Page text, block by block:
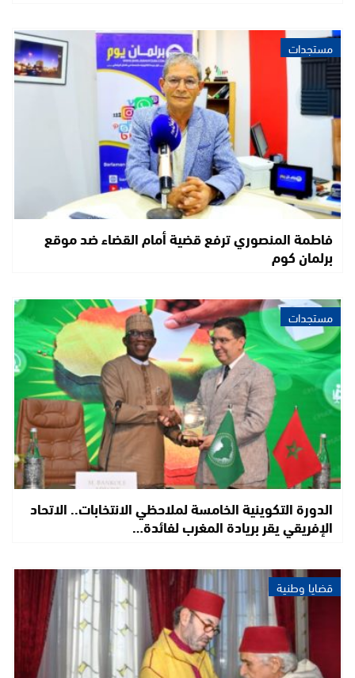
مستجدات
فاطمة المنصوري ترفع قضية أمام القضاء ضد موقع
برلمان كوم
مستجدات
الدورة التكوينية الخامسة لملاحظي الانتخابات.. الاتحاد
الإفريقي يقر بريادة المغرب لفائدة…
قضايا وطنية